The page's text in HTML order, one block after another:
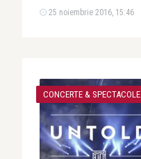
25 noiembrie 2016, 15:46
CONCERTE & SPECTACOLE